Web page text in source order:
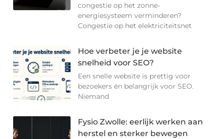
congestie op het zonne-
energiesysteem verminderen?
Congestie op het elektriciteitsnet
Hoe verbeter je je website
snelheid voor SEO?
Een snelle website is prettig voor
bezoekers én belangrijk voor SEO.
Niemand
Fysio Zwolle: eerlijk werken aan
herstel en sterker bewegen